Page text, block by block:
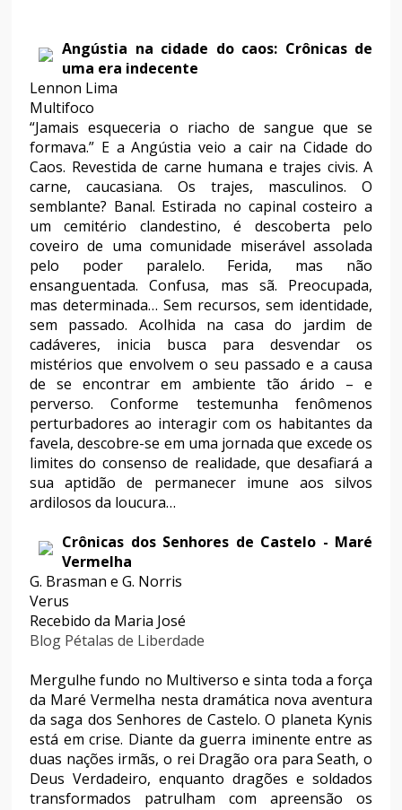
Angústia na cidade do caos: Crônicas de
uma era indecente
Lennon Lima
Multifoco
“Jamais esqueceria o riacho de sangue que se
formava.” E a Angústia veio a cair na Cidade do
Caos. Revestida de carne humana e trajes civis. A
carne, caucasiana. Os trajes, masculinos. O
semblante? Banal. Estirada no capinal costeiro a
um cemitério clandestino, é descoberta pelo
coveiro de uma comunidade miserável assolada
pelo poder paralelo. Ferida, mas não
ensanguentada. Confusa, mas sã. Preocupada,
mas determinada… Sem recursos, sem identidade,
sem passado. Acolhida na casa do jardim de
cadáveres, inicia busca para desvendar os
mistérios que envolvem o seu passado e a causa
de se encontrar em ambiente tão árido – e
perverso. Conforme testemunha fenômenos
perturbadores ao interagir com os habitantes da
favela, descobre-se em uma jornada que excede os
limites do consenso de realidade, que desafiará a
sua aptidão de permanecer imune aos silvos
ardilosos da loucura…
Crônicas dos Senhores de Castelo - Maré
Vermelha
G. Brasman e G. Norris
Verus
Recebido da Maria José
Blog Pétalas de Liberdade
Mergulhe fundo no Multiverso e sinta toda a força
da Maré Vermelha nesta dramática nova aventura
da saga dos Senhores de Castelo. O planeta Kynis
está em crise. Diante da guerra iminente entre as
duas nações irmãs, o rei Dragão ora para Seath, o
Deus Verdadeiro, enquanto dragões e soldados
transformados patrulham com apreensão os